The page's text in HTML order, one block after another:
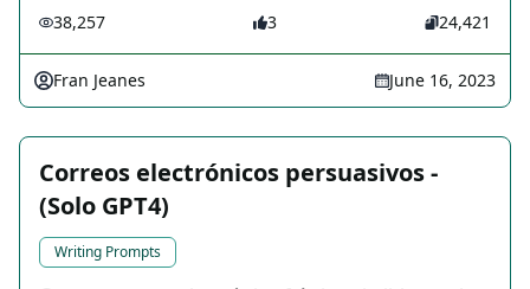
38,257 3 24,421
Fran Jeanes June 16, 2023
Correos electrónicos persuasivos -
(Solo GPT4)
Writing Prompts